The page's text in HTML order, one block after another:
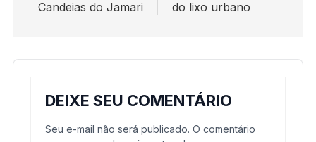
Candeias do Jamari
do lixo urbano
DEIXE SEU COMENTÁRIO
Seu e-mail não será publicado. O comentário